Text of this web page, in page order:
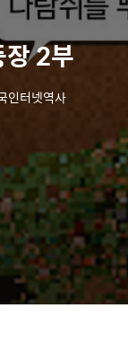
2부
인터넷역사